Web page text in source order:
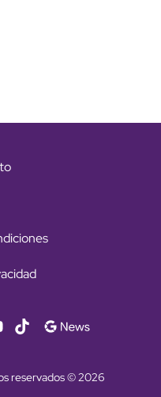
reservados © 2026